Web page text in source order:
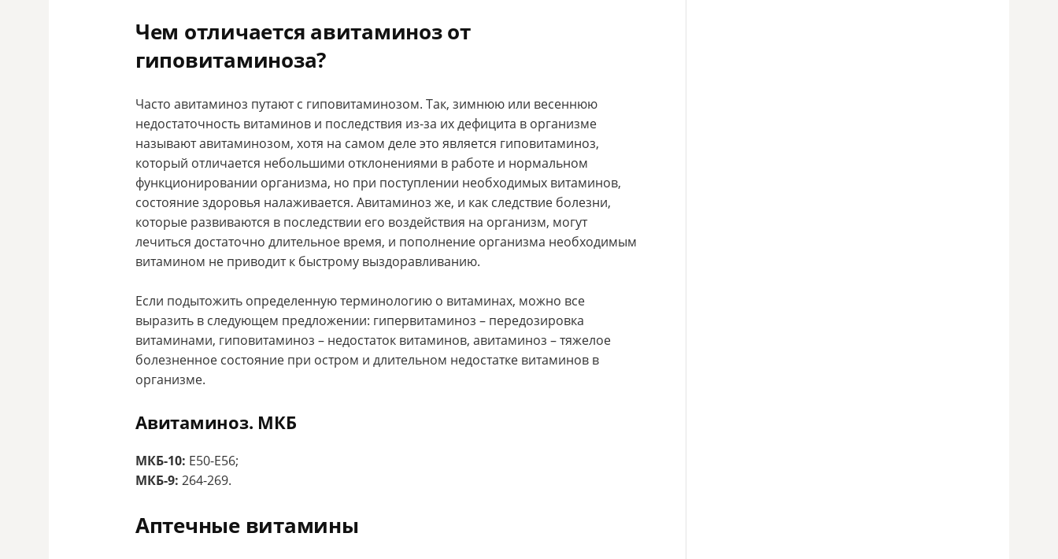
Чем отличается авитаминоз от
гиповитаминоза?
Часто авитаминоз путают с гиповитаминозом. Так, зимнюю или весеннюю
недостаточность витаминов и последствия из-за их дефицита в организме
называют авитаминозом, хотя на самом деле это является гиповитаминоз,
который отличается небольшими отклонениями в работе и нормальном
функционировании организма, но при поступлении необходимых витаминов,
состояние здоровья налаживается. Авитаминоз же, и как следствие болезни,
которые развиваются в последствии его воздействия на организм, могут
лечиться достаточно длительное время, и пополнение организма необходимым
витамином не приводит к быстрому выздоравливанию.
Если подытожить определенную терминологию о витаминах, можно все
выразить в следующем предложении: гипервитаминоз – передозировка
витаминами, гиповитаминоз – недостаток витаминов, авитаминоз – тяжелое
болезненное состояние при остром и длительном недостатке витаминов в
организме.
Авитаминоз. МКБ
МКБ-10: E50-E56;
МКБ-9: 264-269.
Аптечные витамины